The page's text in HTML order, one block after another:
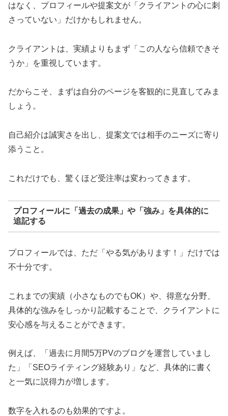
はなく、プロフィールや提案文が「クライアントの心に刺
さっていない」だけかもしれません。
クライアントは、実績よりもまず「この人なら信頼できそ
うか」を重視しています。
だからこそ、まずは自分のページを客観的に見直してみま
しょう。
自己紹介は誠実さを出し、提案文では相手のニーズに寄り
添うこと。
これだけでも、驚くほど受注率は変わってきます。
プロフィールに「過去の成果」や「強み」を具体的に
追記する
プロフィールでは、ただ「やる気があります！」だけでは
不十分です。
これまでの実績（小さなものでもOK）や、得意な分野、
具体的な強みをしっかり記載することで、クライアントに
安心感を与えることができます。
例えば、「過去に月間5万PVのブログを運営していまし
た」「SEOライティング経験あり」など、具体的に書く
と一気に説得力が増します。
数字を入れるのも効果的ですよ。